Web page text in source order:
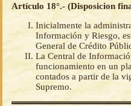
Artículo 18°.- (Disposicion
Inicialmente la
Información y Riesgo,
General de Crédito
La Central de
funcionamiento en un
contados a partir de la
Supremo.